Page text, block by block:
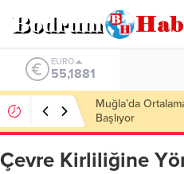
ALTIN
6.660,55
Ankara;
genç oyuncuları
kazandırmak”
Çevre Kirliliğine